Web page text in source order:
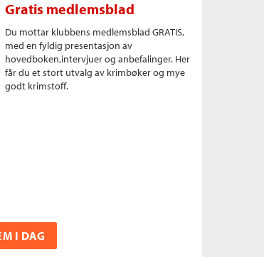
Gratis medlemsblad
Du mottar klubbens medlemsblad GRATIS,
med en fyldig presentasjon av
hovedboken,intervjuer og anbefalinger. Her
får du et stort utvalg av krimbøker og mye
godt krimstoff.
I DAG